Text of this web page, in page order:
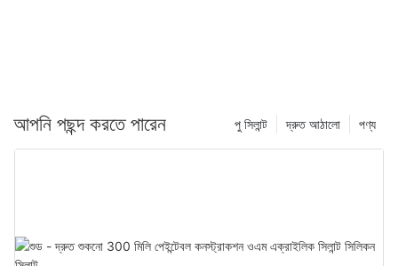
আপনি পছন্দ করতে পারেন পণ্য
দ্রুত আঠালো
পু সিলান্ট